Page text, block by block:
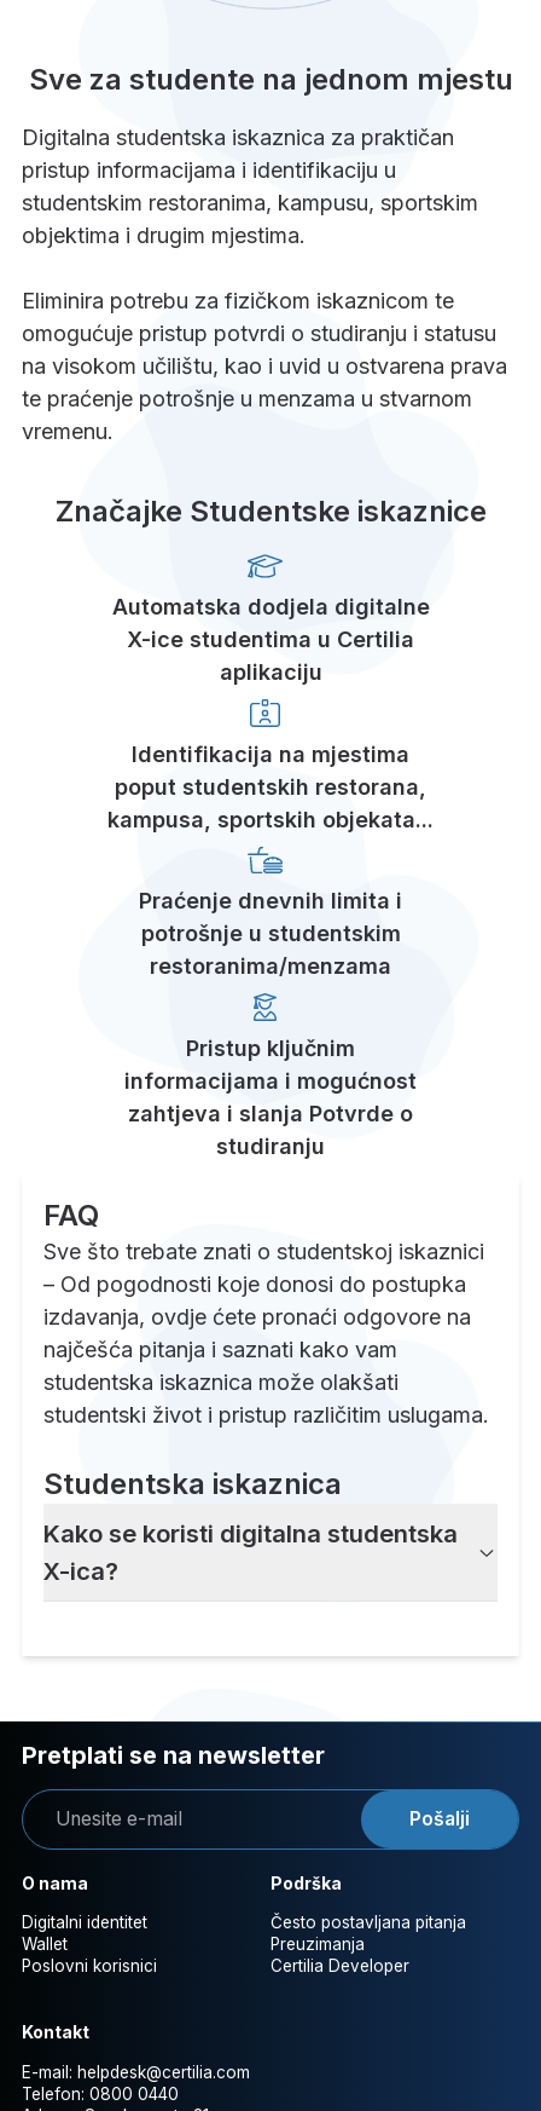
Sve za studente na jednom mjestu
Digitalna studentska iskaznica za praktičan
pristup informacijama i identifikaciju u
studentskim restoranima, kampusu, sportskim
objektima i drugim mjestima.
Eliminira potrebu za fizičkom iskaznicom te
omogućuje pristup potvrdi o studiranju i statusu
na visokom učilištu, kao i uvid u ostvarena prava
te praćenje potrošnje u menzama u stvarnom
vremenu.
Značajke Studentske iskaznice
Automatska dodjela digitalne
X-ice studentima u Certilia
aplikaciju
Identifikacija na mjestima
poput studentskih restorana,
kampusa, sportskih objekata...
Praćenje dnevnih limita i
potrošnje u studentskim
restoranima/menzama
Pristup ključnim
informacijama i mogućnost
zahtjeva i slanja Potvrde o
studiranju
FAQ
Sve što trebate znati o studentskoj iskaznici
– Od pogodnosti koje donosi do postupka
izdavanja, ovdje ćete pronaći odgovore na
najčešća pitanja i saznati kako vam
studentska iskaznica može olakšati
studentski život i pristup različitim uslugama.
Studentska iskaznica
Kako se koristi digitalna studentska
X-ica?
O nama
Digitalni identitet
Wallet
Poslovni korisnici
Podrška
Često postavljana pitanja
Preuzimanja
Certilia Developer
Kontakt
E-mail: helpdesk@certilia.com
Telefon: 0800 0440
Pretplati se na newsletter
Pošalji